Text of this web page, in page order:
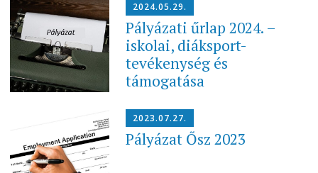
2024.05.29.
Pályázati űrlap 2024. –
iskolai, diáksport-
tevékenység és
támogatása
2023.07.27.
Pályázat Ősz 2023